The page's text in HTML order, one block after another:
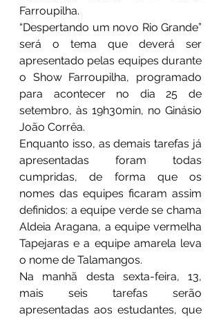
Farroupilha.
“Despertando um novo Rio Grande”
será o tema que deverá ser
apresentado pelas equipes durante
o Show Farroupilha, programado
para acontecer no dia 25 de
setembro, às 19h30min, no Ginásio
João Corrêa.
Enquanto isso, as demais tarefas já
apresentadas foram todas
cumpridas, de forma que os
nomes das equipes ficaram assim
definidos: a equipe verde se chama
Aldeia Aragana, a equipe vermelha
Tapejaras e a equipe amarela leva
o nome de Talamangos.
Na manhã desta sexta-feira, 13,
mais seis tarefas serão
apresentadas aos estudantes, que